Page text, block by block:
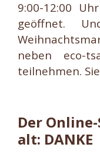
9:00-12:00
geöffnet.
neben eco-
teilnehmen.
Der
alt: DANKE